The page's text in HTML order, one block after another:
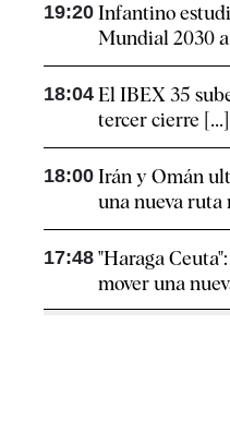
19:20 Infantino
Mundial 2030
18:04 El IBEX 35
tercer cierre [...]
18:00 Irán y Omán
una nueva ruta
17:48 "Haraga
mover una